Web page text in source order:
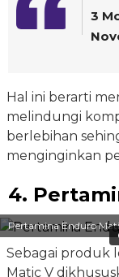
3
Hal ini berarti
melindungi
berlebihan
menginginkan
4.
Pertamina Enduro
Sebagai produk
Matic V